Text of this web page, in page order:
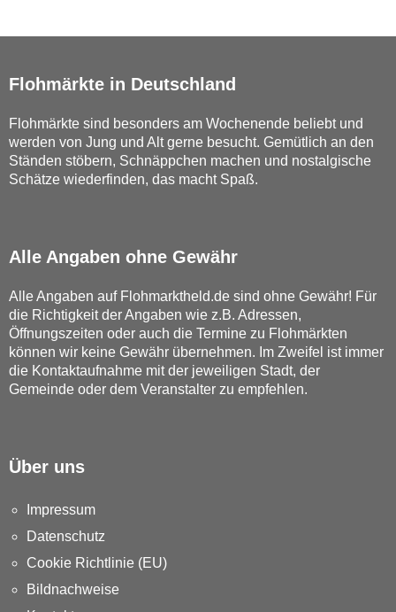
Flohmärkte in Deutschland
Flohmärkte sind besonders am Wochenende beliebt und
werden von Jung und Alt gerne besucht. Gemütlich an den
Ständen stöbern, Schnäppchen machen und nostalgische
Schätze wiederfinden, das macht Spaß.
Alle Angaben ohne Gewähr
Alle Angaben auf Flohmarktheld.de sind ohne Gewähr! Für
die Richtigkeit der Angaben wie z.B. Adressen,
Öffnungszeiten oder auch die Termine zu Flohmärkten
können wir keine Gewähr übernehmen. Im Zweifel ist immer
die Kontaktaufnahme mit der jeweiligen Stadt, der
Gemeinde oder dem Veranstalter zu empfehlen.
Über uns
Impressum
Datenschutz
Cookie Richtlinie (EU)
Bildnachweise